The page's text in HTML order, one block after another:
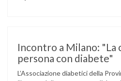
Incontro a Milano: "La
persona con diabete"
L’Associazione diabetici della